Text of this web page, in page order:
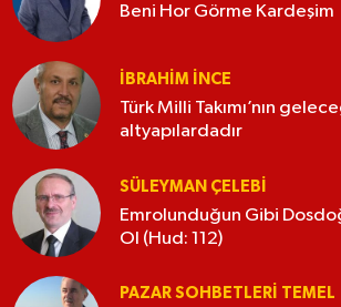
Beni Hor Görme Kardeşim
İBRAHIM İNCE
Türk Milli Takımı’nın
altyapılardadır
SÜLEYMAN ÇELEBI
Emrolunduğun Gibi
Ol (Hud: 112)
PAZAR SOHBETLERI TEMEL